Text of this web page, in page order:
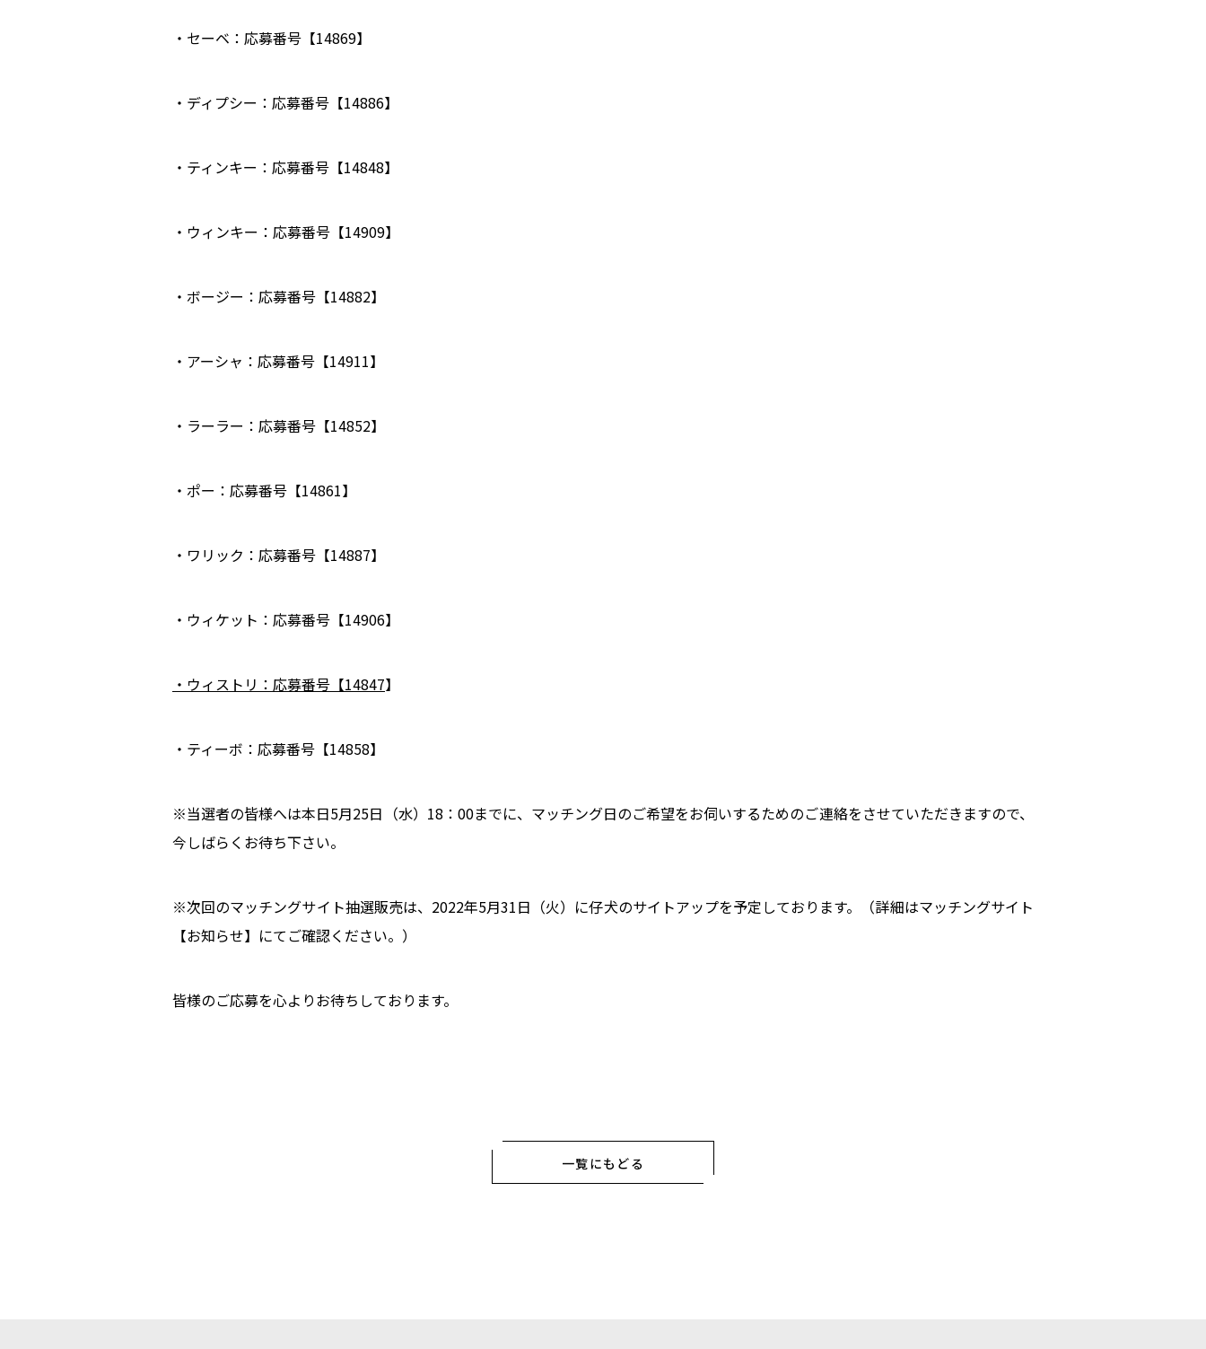
・セーベ：応募番号【14869】
・ディプシー：応募番号【14886】
・ティンキー：応募番号【14848】
・ウィンキー：応募番号【14909】
・ボージー：応募番号【14882】
・アーシャ：応募番号【14911】
・ラーラー：応募番号【14852】
・ポー：応募番号【14861】
・ワリック：応募番号【14887】
・ウィケット：応募番号【14906】
・ウィストリ：応募番号【14847】
・ティーボ：応募番号【14858】
※当選者の皆様へは本日5月25日（水）18：00までに、マッチング日のご希望をお伺いするためのご連絡をさせていただきますので、
今しばらくお待ち下さい。
※次回のマッチングサイト抽選販売は、2022年5月31日（火）に仔犬のサイトアップを予定しております。（詳細はマッチングサイト
【お知らせ】にてご確認ください。）
皆様のご応募を心よりお待ちしております。
一覧にもどる